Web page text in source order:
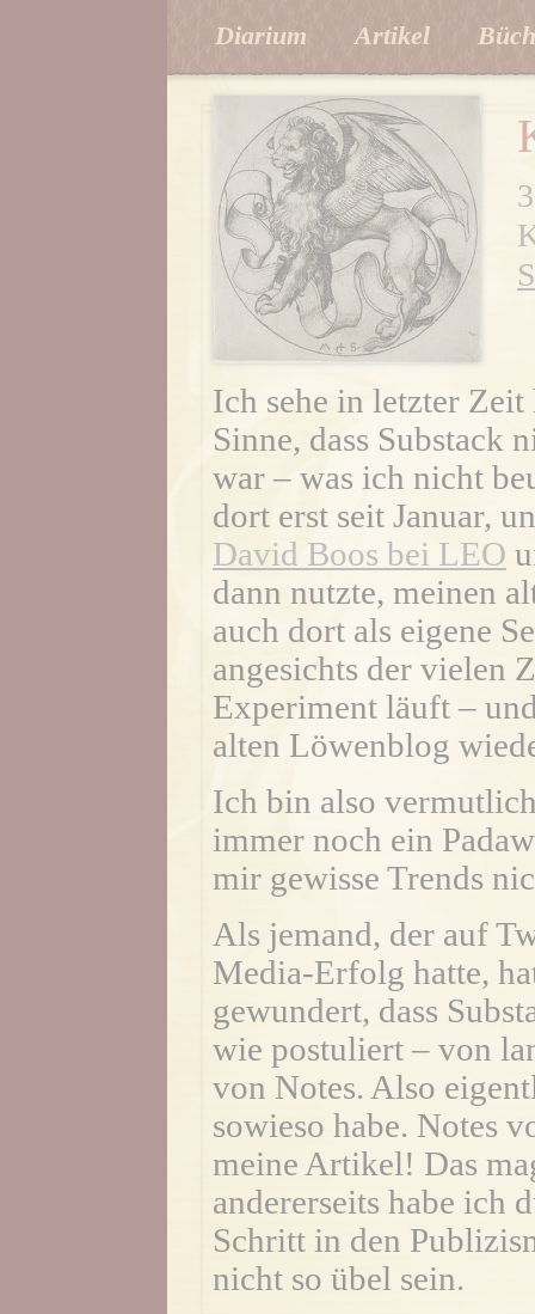
Diarium Artikel
Ich sehe in letzter
Sinne, dass Substack
war – was ich nicht
dort erst seit Januar,
David Boos bei LEO
dann nutzte, meinen
auch dort als eigene
angesichts der vielen
Experiment läuft –
alten Löwenblog
Ich bin also
immer noch ein
mir gewisse Trends
Als jemand, der auf
Media-Erfolg hatte,
gewundert, dass
wie postuliert – von
von Notes. Also
sowieso habe. Notes
meine Artikel! Das
andererseits habe ich
Schritt in den
nicht so übel sein.